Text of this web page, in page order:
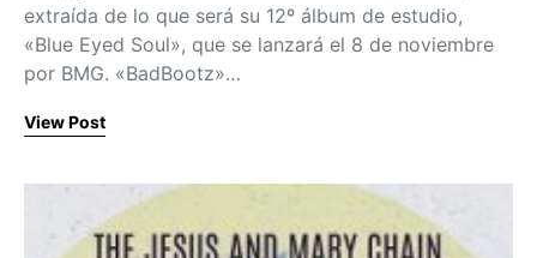
extraída de lo que será su 12º álbum de estudio,
«Blue Eyed Soul», que se lanzará el 8 de noviembre
por BMG. «BadBootz»…
View Post